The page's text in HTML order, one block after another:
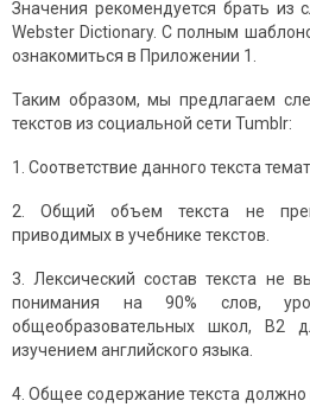
Значения рекомендуется брать из
Webster Dictionary. С полным
ознакомиться в Приложении 1.
Таким образом, мы предлагаем
текстов из социальной сети Tumblr:
1. Соответствие данного текста
2. Общий объем текста не
приводимых в учебнике текстов.
3. Лексический состав текста не
понимания на 90% слов,
общеобразовательных школ, B2
изучением английского языка.
4. Общее содержание текста должно